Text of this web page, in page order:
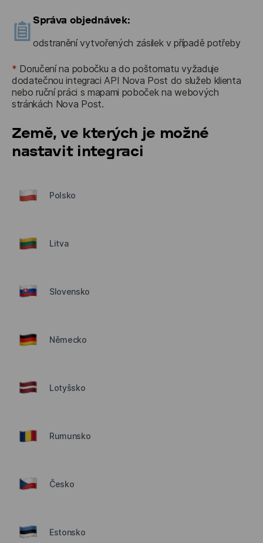
Správa objednávek:
odstranění vytvořených zásilek v případě potřeby
* Doručení na pobočku a do poštomatu vyžaduje
dodatečnou integraci API Nova Post do služeb klienta
nebo ruční práci s mapami poboček na webových
stránkách Nova Post.
Země, ve kterých je možné
nastavit integraci
Polsko
Litva
Slovensko
Německo
Lotyšsko
Rumunsko
Česko
Estonsko